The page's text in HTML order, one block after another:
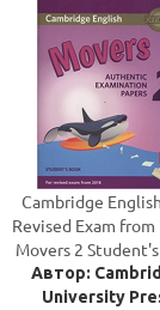
Cambridge
Revised Exam
Movers 2
Автор:
University